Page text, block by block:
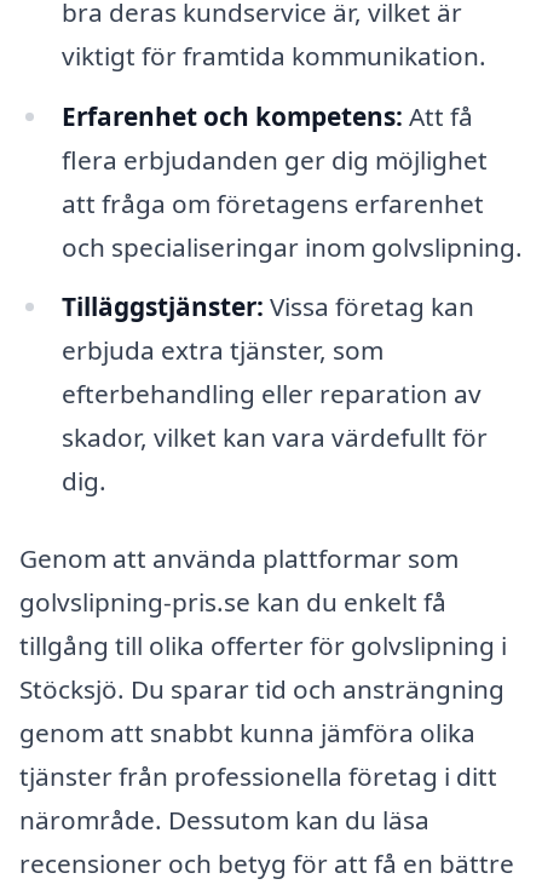
bra deras kundservice är, vilket är
viktigt för framtida kommunikation.
Erfarenhet och kompetens: Att få
flera erbjudanden ger dig möjlighet
att fråga om företagens erfarenhet
och specialiseringar inom golvslipning.
Tilläggstjänster: Vissa företag kan
erbjuda extra tjänster, som
efterbehandling eller reparation av
skador, vilket kan vara värdefullt för
dig.
Genom att använda plattformar som
golvslipning-pris.se kan du enkelt få
tillgång till olika offerter för golvslipning i
Stöcksjö. Du sparar tid och ansträngning
genom att snabbt kunna jämföra olika
tjänster från professionella företag i ditt
närområde. Dessutom kan du läsa
recensioner och betyg för att få en bättre